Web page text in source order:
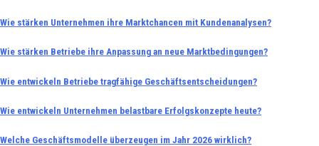
Skip
content
Wie stärken Unternehmen ihre Marktchancen mit Kundenanalysen?
Wie stärken Betriebe ihre Anpassung an neue Marktbedingungen?
Wie entwickeln Betriebe tragfähige Geschäftsentscheidungen?
Wie entwickeln Unternehmen belastbare Erfolgskonzepte heute?
Welche Geschäftsmodelle überzeugen im Jahr 2026 wirklich?